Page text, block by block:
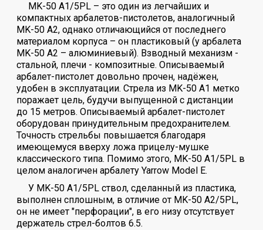
MK-50 A1/5PL – это один из легчайших и
компактных арбалетов-пистолетов, аналогичный
MK-50 A2, однако отличающийся от последнего
материалом корпуса – он пластиковый (у арбалета
MK-50 A2 – алюминиевый). Взводный механизм -
стальной, плечи - композитные. Описываемый
арбалет-пистолет довольно прочен, надёжен,
удобен в эксплуатации. Стрела из MK-50 A1 метко
поражает цель, будучи выпущенной с дистанции
до 15 метров. Описываемый арбалет-пистолет
оборудован принудительным предохранителем.
Точность стрельбы повышается благодаря
имеющемуся вверху ложа прицелу-мушке
классического типа. Помимо этого, MK-50 A1/5PL в
целом аналогичен арбалету Yarrow Model E.
У MK-50 A1/5PL ствол, сделанный из пластика,
выполнен сплошным, в отличие от MK-50 A2/5PL,
он не имеет "перфорации", в его низу отсутствует
держатель стрел-болтов 6.5.